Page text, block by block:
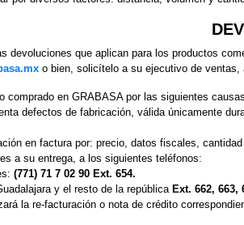
devoluciones que aplican para los productos
o bien, solicítelo a su ejecutivo de ventas,
comprado en GRABASA por las siguientes
defectos de fabricación, válida únicamente
en factura por: precio, datos fiscales,
a su entrega, a los siguientes teléfonos:
(771) 71 7 02 90 Ext. 654.
y el resto de la república Ext. 662, 663,
la re-facturación o nota de crédito